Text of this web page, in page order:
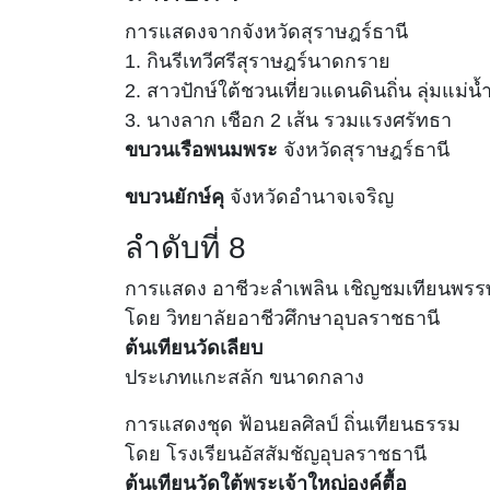
การแสดงจากจังหวัดสุราษฎร์ธานี
1. กินรีเทวีศรีสุราษฎร์นาดกราย
2. สาวปักษ์ใต้ชวนเที่ยวแดนดินถิ่น ลุ่มแม่น้
3. นางลาก เชือก 2 เส้น รวมแรงศรัทธา
ขบวนเรือพนมพระ จังหวัดสุราษฎร์ธานี
ขบวนยักษ์คุ จังหวัดอำนาจเจริญ
ลำดับที่ 8
การแสดง อาชีวะลำเพลิน เชิญชมเทียนพรร
โดย วิทยาลัยอาชีวศึกษาอุบลราชธานี
ต้นเทียนวัดเลียบ
ประเภทแกะสลัก ขนาดกลาง
การแสดงชุด ฟ้อนยลศิลป์ ถิ่นเทียนธรรม
โดย โรงเรียนอัสสัมชัญอุบลราชธานี
ต้นเทียนวัดใต้พระเจ้าใหญ่องค์ตื้อ